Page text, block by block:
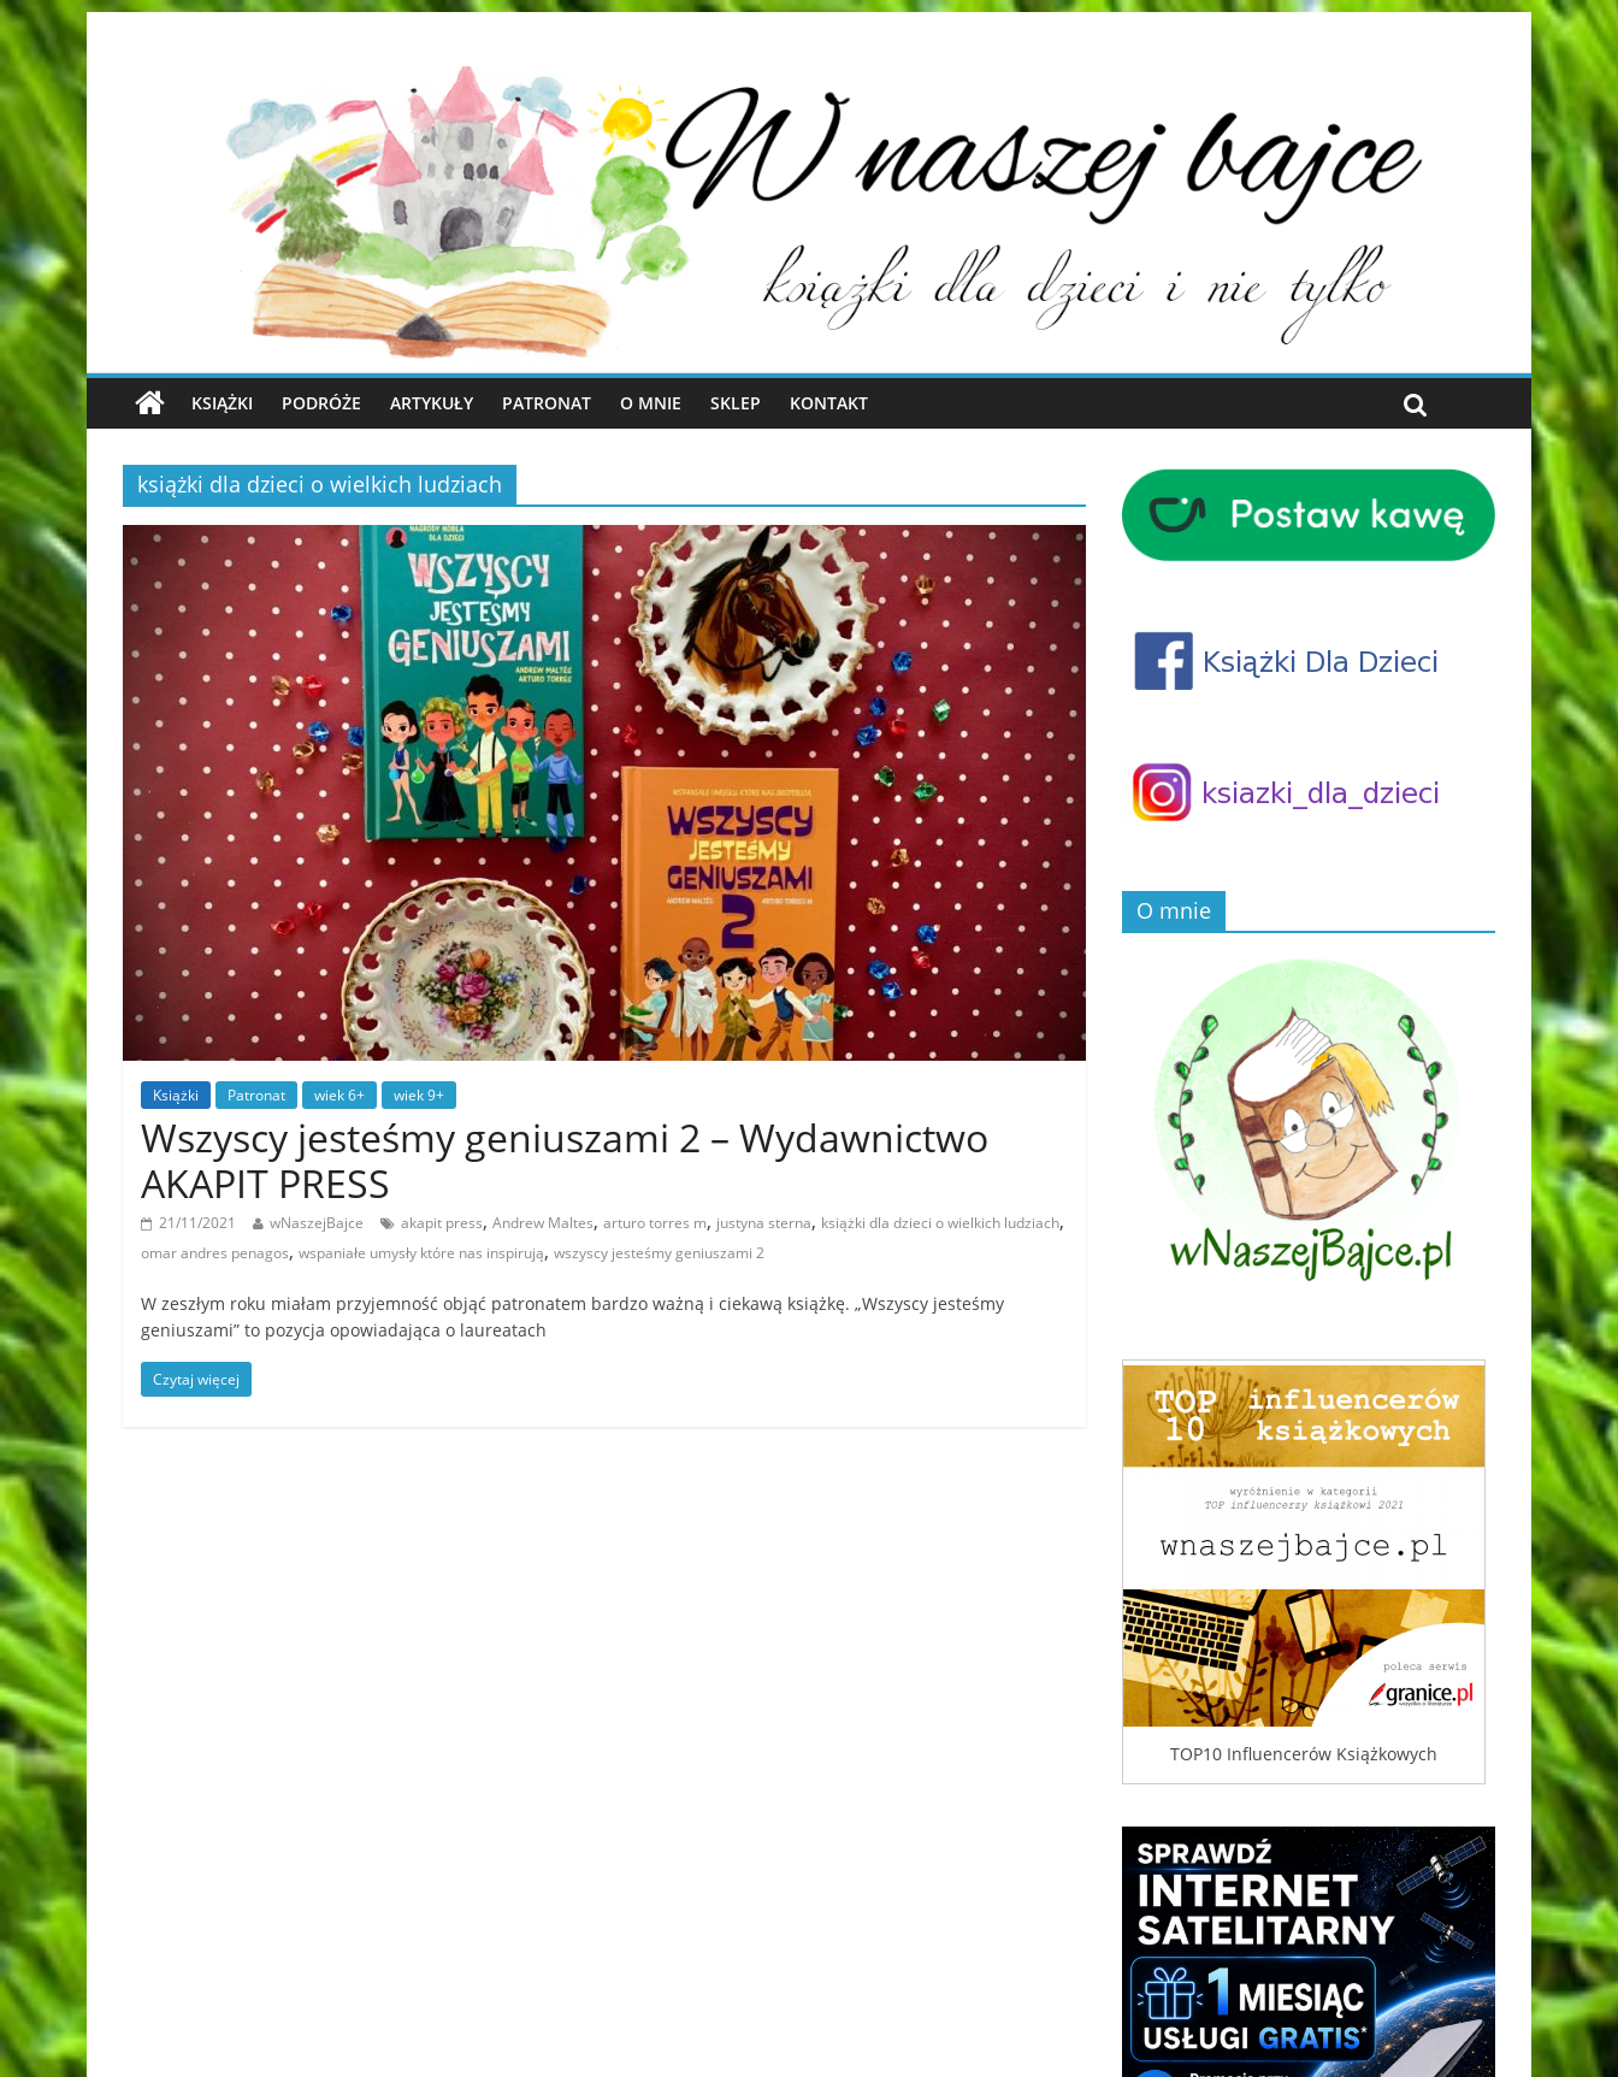
KSIĄŻKI PODRÓŻE ARTYKUŁY PATRONAT O MNIE SKLEP KONTAKT
książki dla dzieci o wielkich ludziach
Książki Patronat wiek 6+ wiek 9+
Wszyscy jesteśmy geniuszami 2 – Wydawnictwo
AKAPIT PRESS
21/11/2021 wNaszejBajce akapit press, Andrew Maltes, arturo torres m, justyna sterna, książki dla dzieci o wielkich ludziach,
omar andres penagos, wspaniałe umysły które nas inspirują, wszyscy jesteśmy geniuszami 2
W zeszłym roku miałam przyjemność objąć patronatem bardzo ważną i ciekawą książkę. „Wszyscy jesteśmy
geniuszami” to pozycja opowiadająca o laureatach
Czytaj więcej
O mnie
TOP10 Influencerów Książkowych